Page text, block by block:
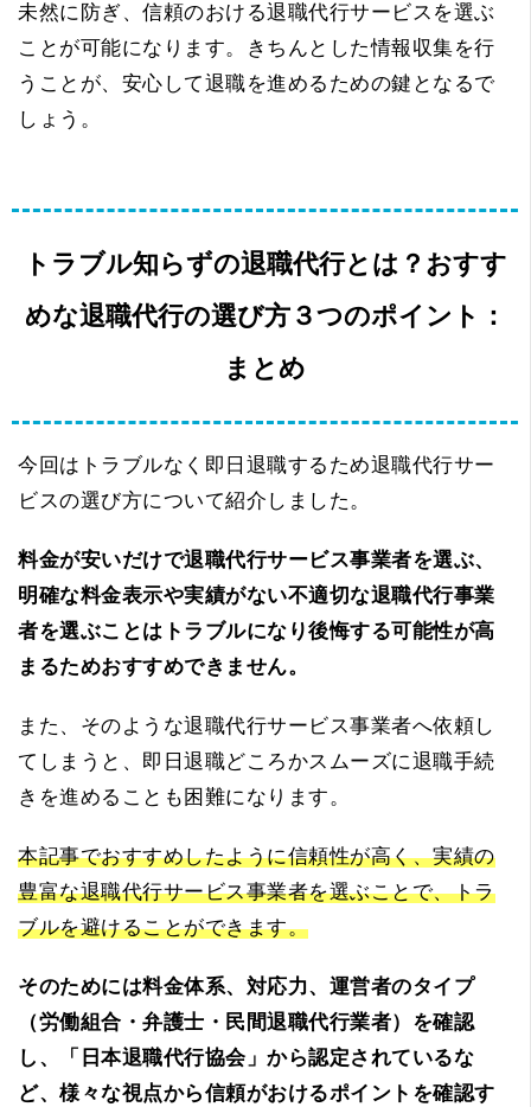
未然に防ぎ、信頼のおける退職代行サービスを選ぶ
ことが可能になります。きちんとした情報収集を行
うことが、安心して退職を進めるための鍵となるで
しょう。
トラブル知らずの退職代行とは？おすす
めな退職代行の選び方３つのポイント：
まとめ
今回はトラブルなく即日退職するため退職代行サー
ビスの選び方について紹介しました。
料金が安いだけで退職代行サービス事業者を選ぶ、
明確な料金表示や実績がない不適切な退職代行事業
者を選ぶことはトラブルになり後悔する可能性が高
まるためおすすめできません。
また、そのような退職代行サービス事業者へ依頼し
てしまうと、即日退職どころかスムーズに退職手続
きを進めることも困難になります。
本記事でおすすめしたように信頼性が高く、実績の
豊富な退職代行サービス事業者を選ぶことで、トラ
ブルを避けることができます。
そのためには料金体系、対応力、運営者のタイプ
（労働組合・弁護士・民間退職代行業者）を確認
し、「日本退職代行協会」から認定されているな
ど、様々な視点から信頼がおけるポイントを確認す